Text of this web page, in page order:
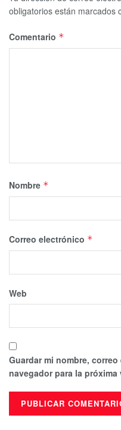
obligatorios están marcados
Comentario *
Nombre *
Correo electrónico *
Web
Guardar mi nombre,
navegador para la